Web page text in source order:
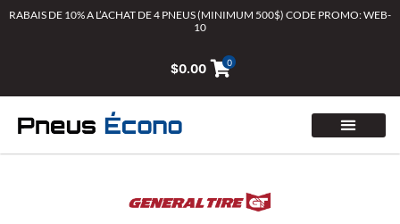
AllerRABAIS DE 10% A L’ACHAT DE 4 PNEUS (MINIMUM 500$) CODE PROMO: WEB-
10
$0.00 0